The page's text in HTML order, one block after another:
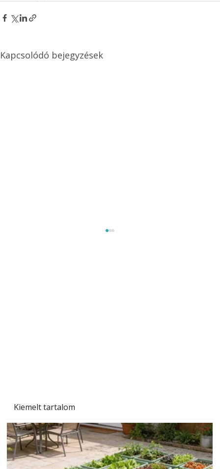
Kiemelt tartalom
Kapcsolódó bejegyzések